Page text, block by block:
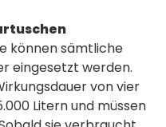
können sämtliche
eingesetzt werden.
von vier
Litern und müssen